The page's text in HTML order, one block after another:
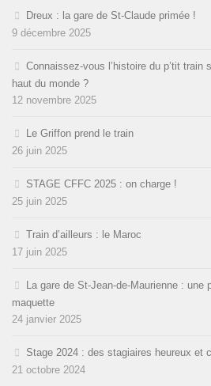
Dreux : la gare de St-Claude primée !
9 décembre 2025
Connaissez-vous l’histoire du p’tit
haut du monde ?
12 novembre 2025
Le Griffon prend le train
26 juin 2025
STAGE CFFC 2025 : on charge !
25 juin 2025
Train d’ailleurs : le Maroc
17 juin 2025
La gare de St-Jean-de-Maurienne : une
maquette
24 janvier 2025
Stage 2024 : des stagiaires heureux et
21 octobre 2024